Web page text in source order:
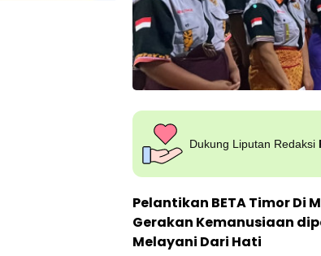
Dukung Liputan Redaksi
Pelantikan BETA Timor Di
Gerakan Kemanusiaan
Melayani Dari Hati